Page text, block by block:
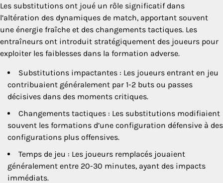
Les substitutions ont joué un rôle significatif dans
l’altération des dynamiques de match, apportant souvent
une énergie fraîche et des changements tactiques. Les
entraîneurs ont introduit stratégiquement des joueurs pour
exploiter les faiblesses dans la formation adverse.
Substitutions impactantes : Les joueurs entrant en jeu
contribuaient généralement par 1-2 buts ou passes
décisives dans des moments critiques.
Changements tactiques : Les substitutions modifiaient
souvent les formations d’une configuration défensive à des
configurations plus offensives.
Temps de jeu : Les joueurs remplacés jouaient
généralement entre 20-30 minutes, ayant des impacts
immédiats.